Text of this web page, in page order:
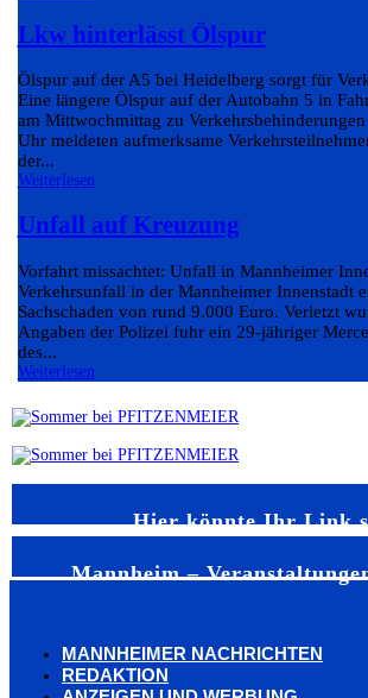
Lkw hinterlässt Ölspur
Ölspur auf der A5 bei Heidelberg sorgt für
Eine längere Ölspur auf der Autobahn 5 in
am Mittwochmittag zu Verkehrsbehinderungen
Uhr meldeten aufmerksame
der...
Weiterlesen
Unfall auf Kreuzung
Vorfahrt missachtet: Unfall in Mannheimer
Verkehrsunfall in der Mannheimer Innenstadt
Sachschaden von rund 9.000 Euro. Verletzt
Angaben der Polizei fuhr ein 29-jähriger
des...
Weiterlesen
Hier könnte Ihr Link
Mannheim –
MANNHEIMER NACHRICHTEN
REDAKTION